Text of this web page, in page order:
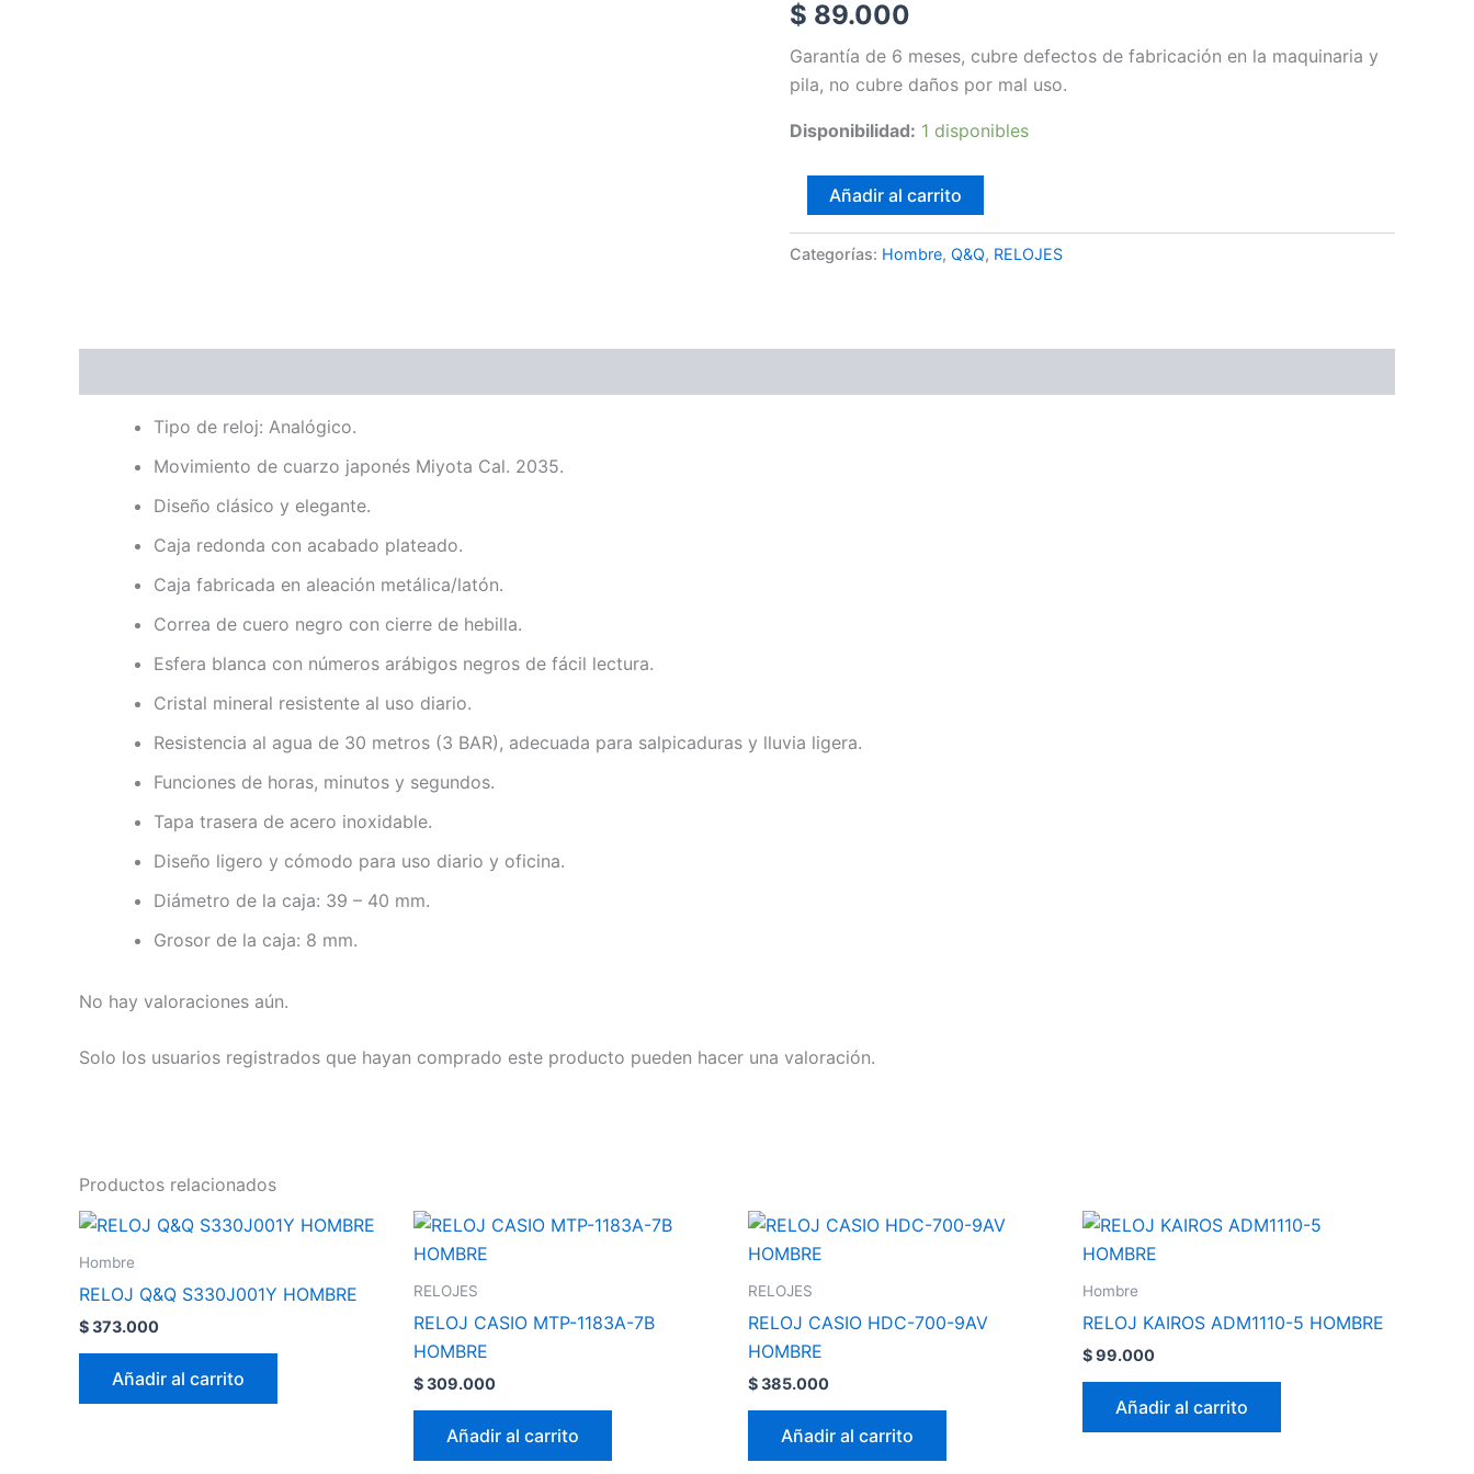
$ 89.000
Garantía de 6 meses, cubre defectos de fabricación en la maquinaria y
pila, no cubre daños por mal uso.
Disponibilidad: 1 disponibles
Añadir al carrito
Categorías: Hombre, Q&Q, RELOJES
Tipo de reloj: Analógico.
Movimiento de cuarzo japonés Miyota Cal. 2035.
Diseño clásico y elegante.
Caja redonda con acabado plateado.
Caja fabricada en aleación metálica/latón.
Correa de cuero negro con cierre de hebilla.
Esfera blanca con números arábigos negros de fácil lectura.
Cristal mineral resistente al uso diario.
Resistencia al agua de 30 metros (3 BAR), adecuada para salpicaduras y lluvia ligera.
Funciones de horas, minutos y segundos.
Tapa trasera de acero inoxidable.
Diseño ligero y cómodo para uso diario y oficina.
Diámetro de la caja: 39 – 40 mm.
Grosor de la caja: 8 mm.
No hay valoraciones aún.
Solo los usuarios registrados que hayan comprado este producto pueden hacer una valoración.
Productos relacionados
Hombre
RELOJ Q&Q S330J001Y HOMBRE
$373.000
Añadir al carrito
RELOJES
RELOJ CASIO MTP-1183A-7B
HOMBRE
$309.000
Añadir al carrito
RELOJES
RELOJ CASIO HDC-700-9AV
HOMBRE
$385.000
Añadir al carrito
Hombre
RELOJ KAIROS ADM1110-5 HOMBRE
$99.000
Añadir al carrito